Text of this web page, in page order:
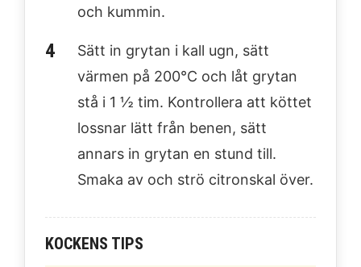
och kummin.
Sätt in grytan i kall ugn, sätt
värmen på 200°C och låt grytan
stå i 1 ½ tim. Kontrollera att köttet
lossnar lätt från benen, sätt
annars in grytan en stund till.
Smaka av och strö citronskal över.
KOCKENS TIPS